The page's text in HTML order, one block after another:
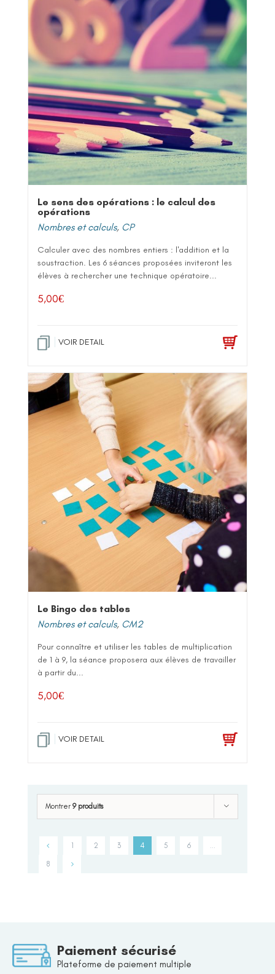
Le sens des opérations : le calcul des
opérations
Nombres et calculs, CP
Calculer avec des nombres entiers : l'addition et la
soustraction. Les 6 séances proposées inviteront les
élèves à rechercher une technique opératoire...
5,00€
VOIR DETAIL
Le Bingo des tables
Nombres et calculs, CM2
Pour connaître et utiliser les tables de multiplication
de 1 à 9, la séance proposera aux élèves de travailler
à partir du...
5,00€
VOIR DETAIL
Montrer 9 produits
1 2 3 4 5 6
8
Paiement sécurisé
Plateforme de paiement multiple